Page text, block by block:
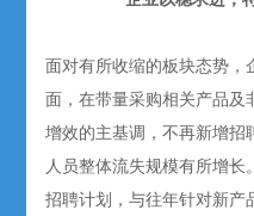
面对有所收缩的板块态势，
面，在带量采购相关产品及
增效的主基调，不再新增招
人员整体流失规模有所增长
招聘计划，与往年针对新产